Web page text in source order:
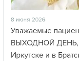
8 июня 2026
Уважаемые
ВЫХОДНОЙ ДЕНЬ,
Иркутске и в